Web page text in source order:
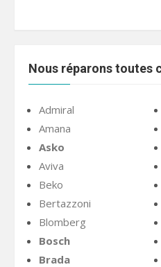
Nous réparons toutes
Admiral
Amana
Asko
Aviva
Beko
Bertazzoni
Blomberg
Bosch
Brada